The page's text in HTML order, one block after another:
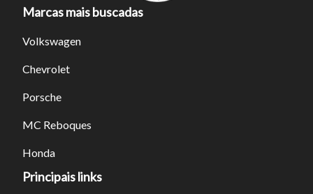
Marcas mais buscadas
Volkswagen
Chevrolet
Porsche
MC Reboques
Honda
Principais links